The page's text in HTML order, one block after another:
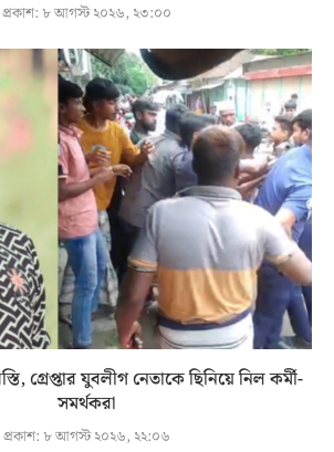
প্রকাশ: ৮ আগস্ট ২০২৬, ২৩:০০
গ্রেপ্তার যুবলীগ নেতাকে ছিনিয়ে নিল কর্মী-
সমর্থকরা
প্রকাশ: ৮ আগস্ট ২০২৬, ২২:০৬